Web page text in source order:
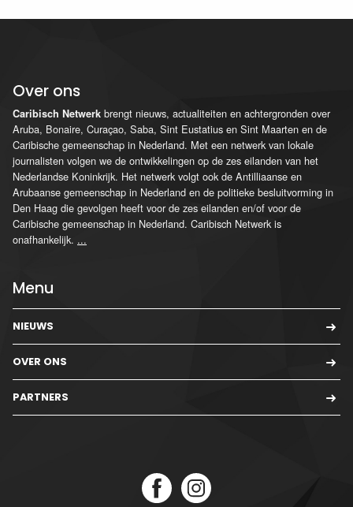
Over ons
Caribisch Netwerk brengt nieuws, actualiteiten en achtergronden over
Aruba, Bonaire, Curaçao, Saba, Sint Eustatius en Sint Maarten en de
Caribische gemeenschap in Nederland. Met een netwerk van lokale
journalisten volgen we de ontwikkelingen op de zes eilanden van het
Nederlandse Koninkrijk. Het netwerk volgt ook de Antilliaanse en
Arubaanse gemeenschap in Nederland en de politieke besluitvorming in
Den Haag die gevolgen heeft voor de zes eilanden en/of voor de
Caribische gemeenschap in Nederland. Caribisch Netwerk is
onafhankelijk. ...
Menu
NIEUWS
OVER ONS
PARTNERS